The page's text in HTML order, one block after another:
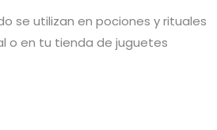
se utilizan en pociones y rituales
o en tu tienda de juguetes